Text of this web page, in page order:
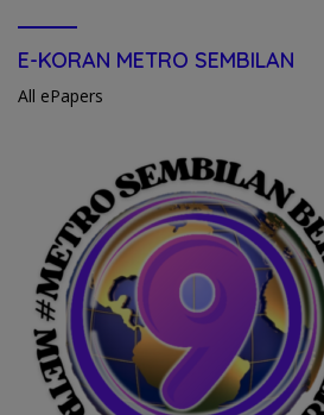
E-KORAN METRO SEMBILAN
All ePapers